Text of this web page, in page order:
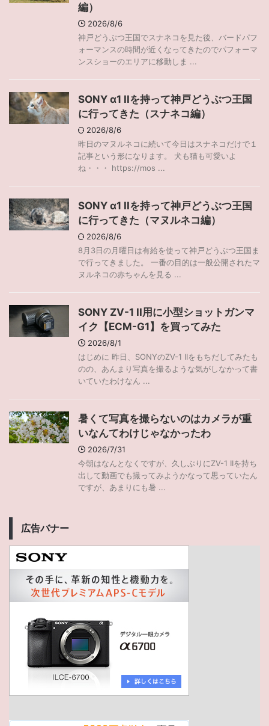
編）
2026/8/6
神戸どうぶつ王国でスナネコを見た後、バードパフ
ォーマンスの時間が近くなってきたのでパフォーマ
ンスショーのエリアに移動しま ...
SONY α1 IIを持って神戸どうぶつ王国
に行ってきた（スナネコ編）
2026/8/6
昨日のマヌルネコに続いて今日はスナネコだけで１
記事という形になります。 犬も猫も可愛いよ
ね・・・ https://mos ...
SONY α1 IIを持って神戸どうぶつ王国
に行ってきた（マヌルネコ編）
2026/8/6
8月3日の月曜日は有給を使って神戸どうぶつ王国ま
で行ってきました。 一番の目的は一般公開されたマ
ヌルネコの赤ちゃんを見る ...
SONY ZV-1 II用に小型ショットガンマ
イク【ECM-G1】を買ってみた
2026/8/1
はじめに 昨日、SONYのZV-1 IIをもちだしてみたも
のの、あんまり写真を撮るような気がしなかって書
いていたわけなん ...
暑くて写真を撮らないのはカメラが重
いなんてわけじゃなかったわ
2026/7/31
今朝はなんとなくですが、久しぶりにZV-1 IIを持ち
出して動画でも撮ってみようかなって思っていたん
ですが、あまりにも暑 ...
広告バナー